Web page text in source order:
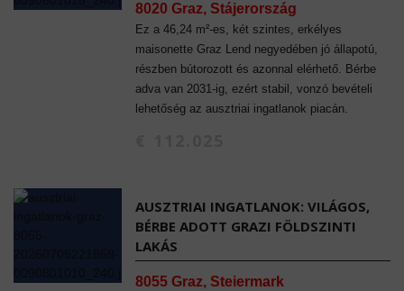
8020 Graz, Stájerország
Ez a 46,24 m²-es, két szintes, erkélyes
maisonette Graz Lend negyedében jó állapotú,
részben bútorozott és azonnal elérhető. Bérbe
adva van 2031-ig, ezért stabil, vonzó bevételi
lehetőség az ausztriai ingatlanok piacán.
AUSZTRIAI INGATLANOK: VILÁGOS,
BÉRBE ADOTT GRAZI FÖLDSZINTI
LAKÁS
8055 Graz, Steiermark